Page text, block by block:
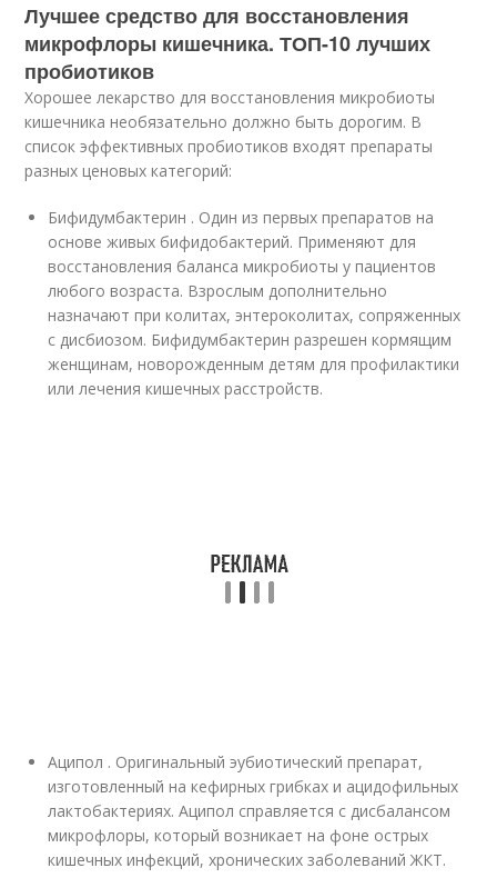
Лучшее средство для восстановления
микрофлоры кишечника. ТОП-10 лучших
пробиотиков
Хорошее лекарство для восстановления микробиоты
кишечника необязательно должно быть дорогим. В
список эффективных пробиотиков входят препараты
разных ценовых категорий:
Бифидумбактерин . Один из первых препаратов на
основе живых бифидобактерий. Применяют для
восстановления баланса микробиоты у пациентов
любого возраста. Взрослым дополнительно
назначают при колитах, энтероколитах, сопряженных
с дисбиозом. Бифидумбактерин разрешен кормящим
женщинам, новорожденным детям для профилактики
или лечения кишечных расстройств.
Аципол . Оригинальный эубиотический препарат,
изготовленный на кефирных грибках и ацидофильных
лактобактериях. Аципол справляется с дисбалансом
микрофлоры, который возникает на фоне острых
кишечных инфекций, хронических заболеваний ЖКТ.